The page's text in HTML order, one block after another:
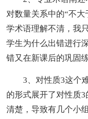
对数量关系中的“不大
学术语理解不清，我
学生为什么出错进行
错又在新课后的巩固
3、对性质3这个难
的形式展开了对性质
清楚，导致有几个小